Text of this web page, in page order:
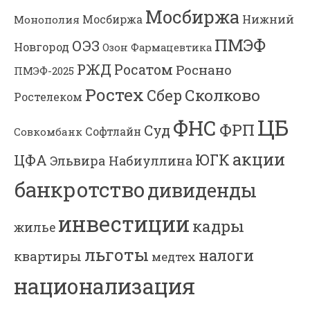
Монополия Мосбиржа Мосбиржа Нижний
Новгород ОЭЗ Озон Фармацевтика ПМЭФ
ПМЭФ-2025 РЖД Росатом Роснано
Ростелеком Ростех Сбер Сколково
Совкомбанк Софтлайн Суд ФНС ФРП ЦБ
ЦФА Эльвира Набиуллина ЮГК акции
банкротстводивиденды
жилье инвестиции кадры
квартиры льготы медтех налоги
национализация